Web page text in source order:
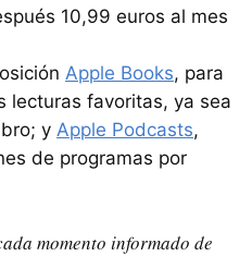
10,99 euros al mes
Apple Books, para
lecturas favoritas, ya sea
y Apple Podcasts,
de programas por
momento informado de